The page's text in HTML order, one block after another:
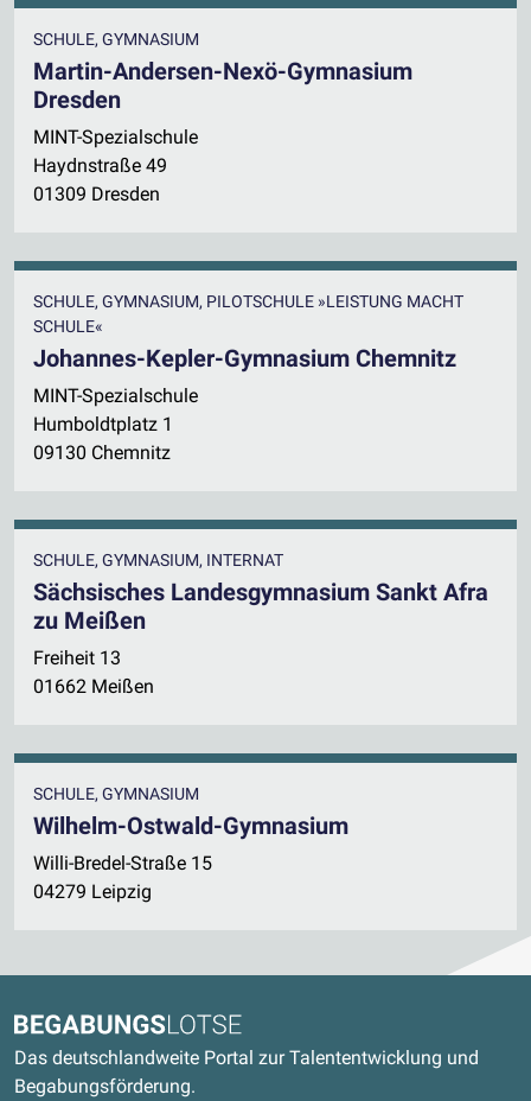
SCHULE, GYMNASIUM
Martin-Andersen-Nexö-Gymnasium
Dresden
MINT-Spezialschule
Haydnstraße 49
01309 Dresden
SCHULE, GYMNASIUM, PILOTSCHULE »LEISTUNG MACHT
SCHULE«
Johannes-Kepler-Gymnasium Chemnitz
MINT-Spezialschule
Humboldtplatz 1
09130 Chemnitz
SCHULE, GYMNASIUM, INTERNAT
Sächsisches Landesgymnasium Sankt Afra
zu Meißen
Freiheit 13
01662 Meißen
SCHULE, GYMNASIUM
Wilhelm-Ostwald-Gymnasium
Willi-Bredel-Straße 15
04279 Leipzig
Begabungslotse
Das deutschlandweite Portal zur Talententwicklung und
Begabungsförderung.